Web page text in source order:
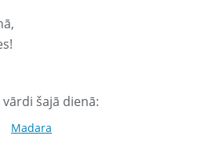
vārdi šajā dienā:
Madara